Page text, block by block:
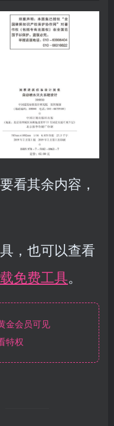
看其余内容，
，也可以查看
免费工具。
金会员可见
特权